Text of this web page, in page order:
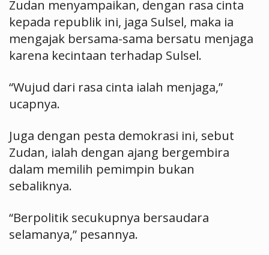
Zudan menyampaikan, dengan rasa cinta
kepada republik ini, jaga Sulsel, maka ia
mengajak bersama-sama bersatu menjaga
karena kecintaan terhadap Sulsel.
“Wujud dari rasa cinta ialah menjaga,”
ucapnya.
Juga dengan pesta demokrasi ini, sebut
Zudan, ialah dengan ajang bergembira
dalam memilih pemimpin bukan
sebaliknya.
“Berpolitik secukupnya bersaudara
selamanya,” pesannya.